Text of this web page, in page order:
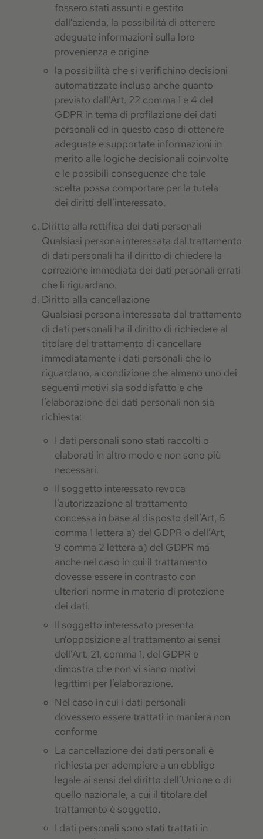
fossero stati assunti e gestito
dall’azienda, la possibilità di ottenere
adeguate informazioni sulla loro
provenienza e origine
la possibilità che si verifichino decisioni
automatizzate incluso anche quanto
previsto dall’Art. 22 comma 1 e 4 del
GDPR in tema di profilazione dei dati
personali ed in questo caso di ottenere
adeguate e supportate informazioni in
merito alle logiche decisionali coinvolte
e le possibili conseguenze che tale
scelta possa comportare per la tutela
dei diritti dell’interessato.
Diritto alla rettifica dei dati personali
Qualsiasi persona interessata dal trattamento
di dati personali ha il diritto di chiedere la
correzione immediata dei dati personali errati
che li riguardano.
Diritto alla cancellazione
Qualsiasi persona interessata dal trattamento
di dati personali ha il diritto di richiedere al
titolare del trattamento di cancellare
immediatamente i dati personali che lo
riguardano, a condizione che almeno uno dei
seguenti motivi sia soddisfatto e che
l’elaborazione dei dati personali non sia
richiesta:
I dati personali sono stati raccolti o
elaborati in altro modo e non sono più
necessari.
Il soggetto interessato revoca
l’autorizzazione al trattamento
concessa in base al disposto dell’Art, 6
comma 1 lettera a) del GDPR o dell’Art,
9 comma 2 lettera a) del GDPR ma
anche nel caso in cui il trattamento
dovesse essere in contrasto con
ulteriori norme in materia di protezione
dei dati.
Il soggetto interessato presenta
un’opposizione al trattamento ai sensi
dell’Art. 21, comma 1, del GDPR e
dimostra che non vi siano motivi
legittimi per l’elaborazione.
Nel caso in cui i dati personali
dovessero essere trattati in maniera non
conforme
La cancellazione dei dati personali è
richiesta per adempiere a un obbligo
legale ai sensi del diritto dell’Unione o di
quello nazionale, a cui il titolare del
trattamento è soggetto.
I dati personali sono stati trattati in